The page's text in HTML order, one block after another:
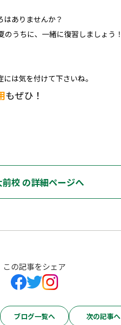
ありませんか？
うちに、一緒に復習しましょう！
は気を付けて下さいね。
もぜひ！
校 の詳細ページへ
この記事をシェア
ブログ一覧へ 次の記事へ